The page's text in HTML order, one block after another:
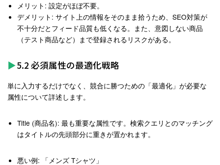
メリット : 設定がほぼ不要。
デメリット : サイト上の情報をそのまま拾うため、SEO対策が
不十分だとフィード品質も低くなる。また、意図しない商品
（テスト商品など）まで登録されるリスクがある。
5.2 必須属性の最適化戦略
単に入力するだけでなく、競合に勝つための「最適化」が必要な
属性について詳述します。
Title (商品名): 最も重要な属性です。検索クエリとのマッチング
はタイトルの先頭部分に重きが置かれます。
悪い例: 「メンズ Tシャツ」